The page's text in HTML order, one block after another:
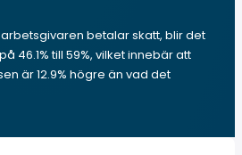
betalar skatt, blir det
46.1% till 59%, vilket innebär att
är 12.9% högre än vad det